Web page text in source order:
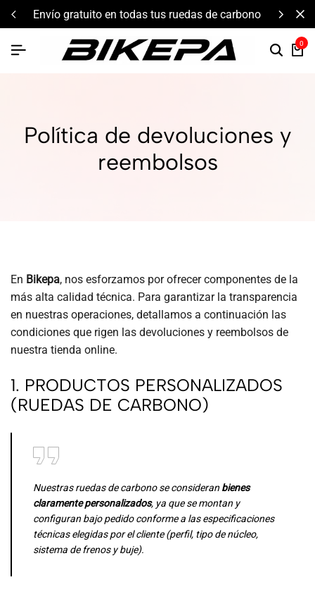
envío gratuito en todas tus ruedas de carbono
0
Política de devoluciones y
reembolsos
En Bikepa, nos esforzamos por ofrecer componentes de la
más alta calidad técnica. Para garantizar la transparencia
en nuestras operaciones, detallamos a continuación las
condiciones que rigen las devoluciones y reembolsos de
nuestra tienda online.
1. PRODUCTOS PERSONALIZADOS
(RUEDAS DE CARBONO)
Nuestras ruedas de carbono se consideran bienes
claramente personalizados, ya que se montan y
configuran bajo pedido conforme a las especificaciones
técnicas elegidas por el cliente (perfil, tipo de núcleo,
sistema de frenos y buje).